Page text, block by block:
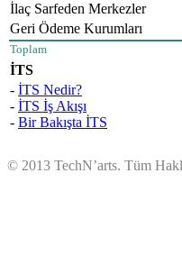
İlaç Sarfeden Merkezler
Geri Ödeme Kurumları
Toplam
İTS
- İTS Nedir?
- İTS İş Akışı
- Bir Bakışta İTS
© 2013 TechN’arts. Tüm